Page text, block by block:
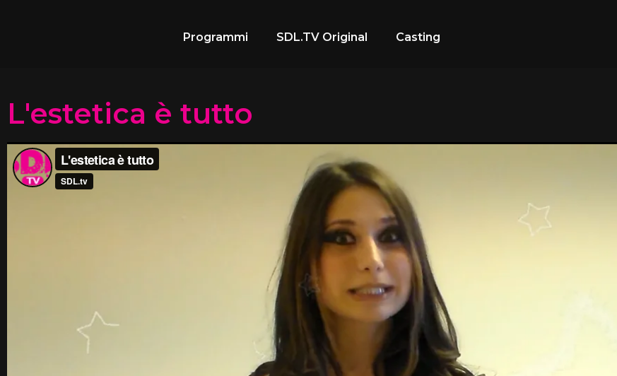
Programmi SDL.TV Original Casting
L'estetica è tutto